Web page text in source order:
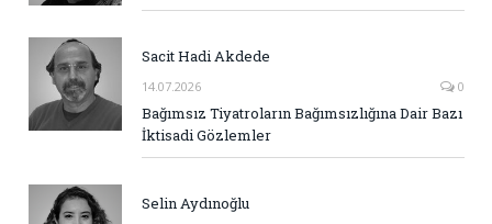
Sacit Hadi Akdede
14.07.2026 0
Bağımsız Tiyatroların Bağımsızlığına Dair Bazı
İktisadi Gözlemler
Selin Aydınoğlu